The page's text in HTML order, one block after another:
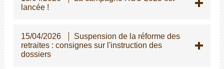
lancée !
15/04/2026
Suspension de la réforme des
retraites : consignes sur l'instruction des
dossiers